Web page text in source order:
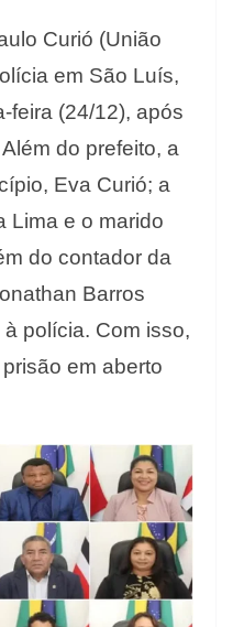
Curió (União
em São Luís,
feira (24/12), após
do prefeito, a
Eva Curió; a
Lima e o marido
do contador da
Barros
polícia. Com isso,
em aberto